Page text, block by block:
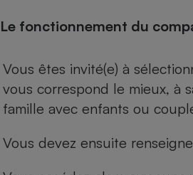
Le fonctionnement du
Vous êtes invité(e) à
vous correspond le mieux, à
famille avec enfants ou
Vous devez ensuite